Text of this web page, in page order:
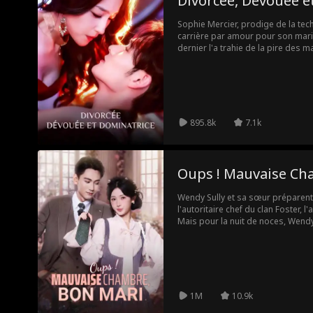
Sophie Mercier, prodige de la
carrière par amour pour son
dernier l'a trahie de la pire des
de l'entrée en bourse de la
la faillite. Durant cette bataille,
son ancienne belle-famille et
inconditionnel, Sophie fait un
tech. Réussissant aussi bien en
tous, sombre dans la disgrâce.
895.8k 7.1k
Oups ! Mauvaise
Wendy Sully et sa sœur
l'autoritaire chef du clan Foster,
Mais pour la nuit de noces,
1M 10.9k